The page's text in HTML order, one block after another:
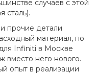
случаев с этой
сталь).
прочие детали
материал, по
Infiniti в Москве
вместо него нового.
опыт в реализации